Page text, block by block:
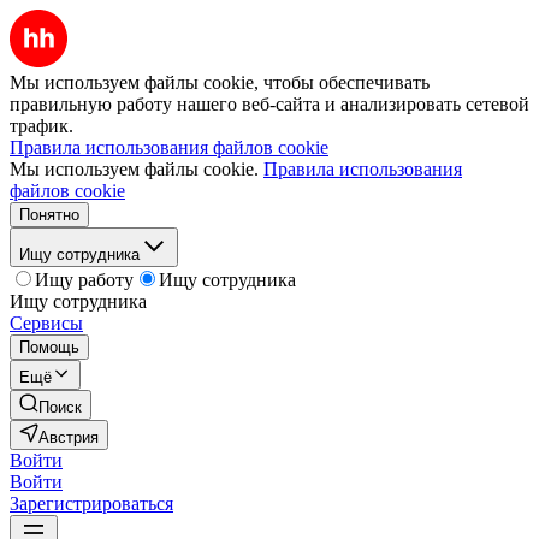
Мы используем файлы cookie, чтобы обеспечивать
правильную работу нашего веб-сайта и анализировать сетевой
трафик.
Правила использования файлов cookie
Мы используем файлы cookie. Правила использования
файлов cookie
Понятно
Ищу сотрудника
Ищу работу
Ищу сотрудника
Ищу сотрудника
Сервисы
Помощь
Ещё
Поиск
Австрия
Войти
Войти
Зарегистрироваться